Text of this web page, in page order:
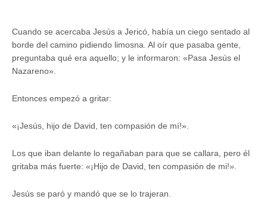
Cuando se acercaba Jesús a Jericó, había un ciego sentado al
borde del camino pidiendo limosna. Al oír que pasaba gente,
preguntaba qué era aquello; y le informaron: «Pasa Jesús el
Nazareno».
Entonces empezó a gritar:
«¡Jesús, hijo de David, ten compasión de mí!».
Los que iban delante lo regañaban para que se callara, pero él
gritaba más fuerte: «¡Hijo de David, ten compasión de mi!».
Jesús se paró y mandó que se lo trajeran.